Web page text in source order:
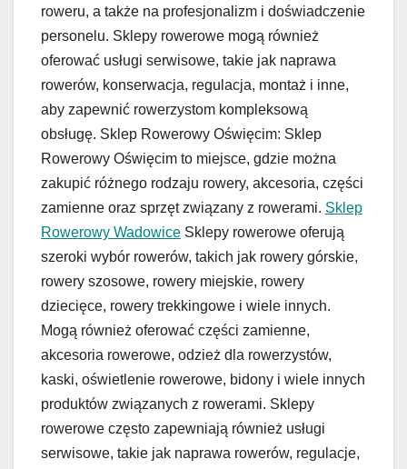
roweru, a także na profesjonalizm i doświadczenie
personelu. Sklepy rowerowe mogą również
oferować usługi serwisowe, takie jak naprawa
rowerów, konserwacja, regulacja, montaż i inne,
aby zapewnić rowerzystom kompleksową
obsługę. Sklep Rowerowy Oświęcim: Sklep
Rowerowy Oświęcim to miejsce, gdzie można
zakupić różnego rodzaju rowery, akcesoria, części
zamienne oraz sprzęt związany z rowerami. Sklep
Rowerowy Wadowice Sklepy rowerowe oferują
szeroki wybór rowerów, takich jak rowery górskie,
rowery szosowe, rowery miejskie, rowery
dziecięce, rowery trekkingowe i wiele innych.
Mogą również oferować części zamienne,
akcesoria rowerowe, odzież dla rowerzystów,
kaski, oświetlenie rowerowe, bidony i wiele innych
produktów związanych z rowerami. Sklepy
rowerowe często zapewniają również usługi
serwisowe, takie jak naprawa rowerów, regulacje,